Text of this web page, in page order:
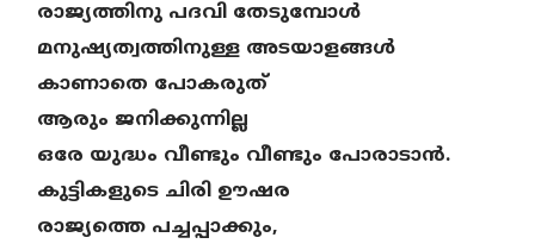
രാജ്യത്തിനു പദവി തേടുമ്പോൾ
മനുഷ്യത്വത്തിനുള്ള അടയാളങ്ങൾ
കാണാതെ പോകരുത്
ആരും ജനിക്കുന്നില്ല
ഒരേ യുദ്ധം വീണ്ടും വീണ്ടും പോരാടാൻ.
കുട്ടികളുടെ ചിരി ഊഷര
രാജ്യത്തെ പച്ചപ്പാക്കും,